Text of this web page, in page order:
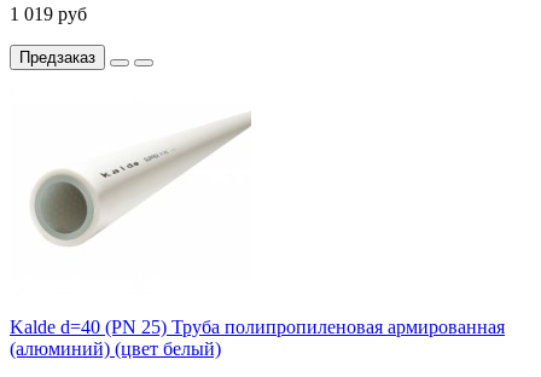
1 019 руб
Предзаказ
Kalde d=40 (PN 25) Труба полипропиленовая армированная
(алюминий) (цвет белый)